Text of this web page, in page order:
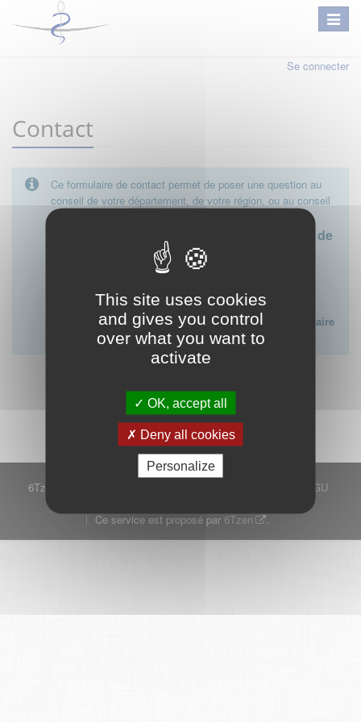
This site uses cookies
and gives you control
over what you want to
activate
OK, accept all
Deny all cookies
Personalize
Se connecter
Contact
Ce formulaire de contact permet de poser une question au
conseil de votre département, de votre région, ou au conseil
national.
Le conseil départemental est l'interlocuteur de
proximité à privilégier.
plainte ou formuler des doléances à l'égard d'un médecin
Lien vers la FAQ du CNOM sur la procédure disciplinaire
FAQ procédure disciplinaire
Démarrer
6Tzen ©2015 - Tous droits réservés
CGU
Ce service est proposé par6Tzen .